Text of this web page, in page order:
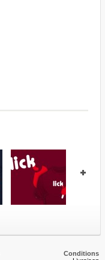
Lick !
20,00 €
Details
35,00 €
Conditions